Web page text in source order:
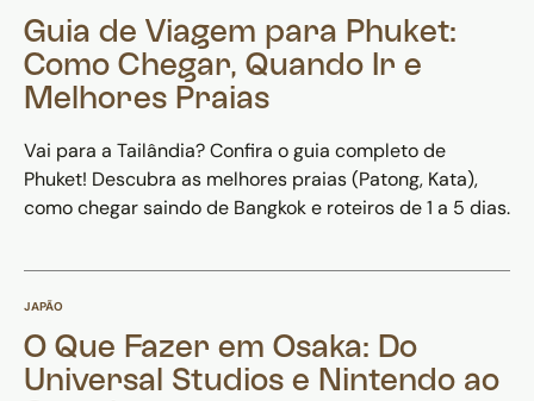
Guia de Viagem para Phuket:
Como Chegar, Quando Ir e
Melhores Praias
Vai para a Tailândia? Confira o guia completo de
Phuket! Descubra as melhores praias (Patong, Kata),
como chegar saindo de Bangkok e roteiros de 1 a 5 dias.
JAPÃO
O Que Fazer em Osaka: Do
Universal Studios e Nintendo ao